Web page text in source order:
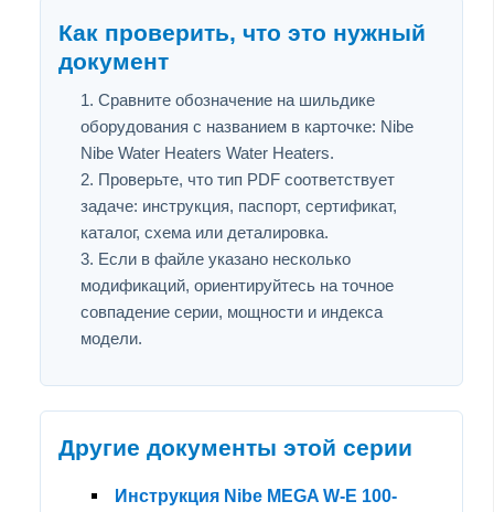
Как проверить, что это нужный
документ
Сравните обозначение на шильдике
оборудования с названием в карточке: Nibe
Nibe Water Heaters Water Heaters.
Проверьте, что тип PDF соответствует
задаче: инструкция, паспорт, сертификат,
каталог, схема или деталировка.
Если в файле указано несколько
модификаций, ориентируйтесь на точное
совпадение серии, мощности и индекса
модели.
Другие документы этой серии
Инструкция Nibe MEGA W-E 100-